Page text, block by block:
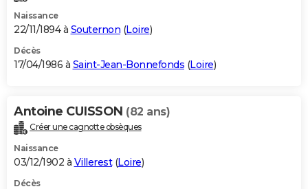
Naissance
22/11/1894 à Souternon (Loire)
Décès
17/04/1986 à Saint-Jean-Bonnefonds (Loire)
Antoine CUISSON (82 ans)
Créer une cagnotte obsèques
Naissance
03/12/1902 à Villerest(Loire)
Décès